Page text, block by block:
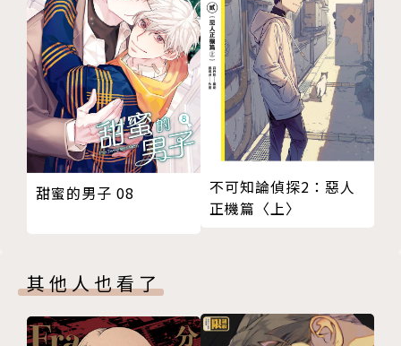
甜蜜的男子 08
不可知論偵探2：惡人
正機篇〈上〉
其他人也看了